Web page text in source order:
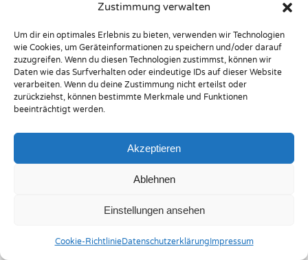
Zustimmung verwalten
Um dir ein optimales Erlebnis zu bieten, verwenden wir Technologien
wie Cookies, um Geräteinformationen zu speichern und/oder darauf
zuzugreifen. Wenn du diesen Technologien zustimmst, können wir
Daten wie das Surfverhalten oder eindeutige IDs auf dieser Website
verarbeiten. Wenn du deine Zustimmung nicht erteilst oder
zurückziehst, können bestimmte Merkmale und Funktionen
beeinträchtigt werden.
Akzeptieren
Ablehnen
Einstellungen ansehen
Coo­kie-Richt­li­nieDaten­schutz­er­klä­rungImpressum
Teil­neh­mer: Ste­phan Schaab
Psych­ia­trie:Gesprächs­füh­rung und Gesprächs­
füh­rungs­trai­ning
Psych­ia­trie:Depres­si­on
Psych­ia­trie:Per­sön­lich­keits­stö­run­gen
Psych­ia­trie:
(DBT)
Angst­zu­stän­de
Fort­bil­dun­gen 2014